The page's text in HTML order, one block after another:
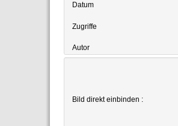
Datum
Zugriffe
Autor
Bild direkt einbinden :